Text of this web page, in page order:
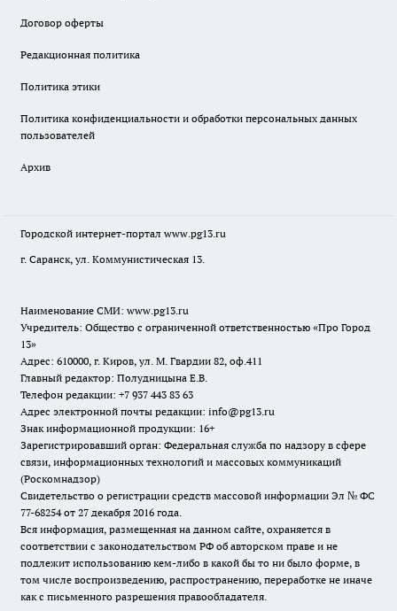
Договор оферты
Редакционная политика
Политика этики
Политика конфиденциальности и обработки персональных данных
пользователей
Архив
Городской интернет-портал www.pg13.ru
г. Саранск, ул. Коммунистическая 13.
Наименование СМИ: www.pg13.ru
Учредитель: Общество с ограниченной ответственностью «Про Город
13»
Адрес: 610000, г. Киров, ул. М. Гвардии 82, оф.411
Главный редактор: Полудницына Е.В.
Телефон редакции: +7 937 443 83 63
Адрес электронной почты редакции: info@pg13.ru
Знак информационной продукции: 16+
Зарегистрировавший орган: Федеральная служба по надзору в сфере
связи, информационных технологий и массовых коммуникаций
(Роскомнадзор)
Свидетельство о регистрации средств массовой информации Эл № ФС
77-68254 от 27 декабря 2016 года.
Вся информация, размещенная на данном сайте, охраняется в
соответствии с законодательством РФ об авторском праве и не
подлежит использованию кем-либо в какой бы то ни было форме, в
том числе воспроизведению, распространению, переработке не иначе
как с письменного разрешения правообладателя.